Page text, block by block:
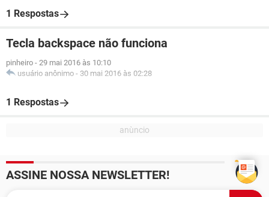
1 Respostas
Tecla backspace não funciona
pinheiro - 29 mai 2016 às 10:10
usuário anônimo - 30 mai 2016 às 02:28
1 Respostas
ASSINE NOSSA NEWSLETTER!